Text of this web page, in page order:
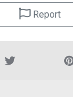
Report